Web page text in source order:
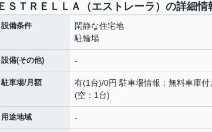
ＥＳＴＲＥＬＬＡ（エストレーラ）の詳細情
設備条件
閑静な住宅地
駐輪場
設備(その他) -
駐車場/月額
有(1台)/0円 駐車場情報：無料車庫付
(空：1台)
用途地域 -